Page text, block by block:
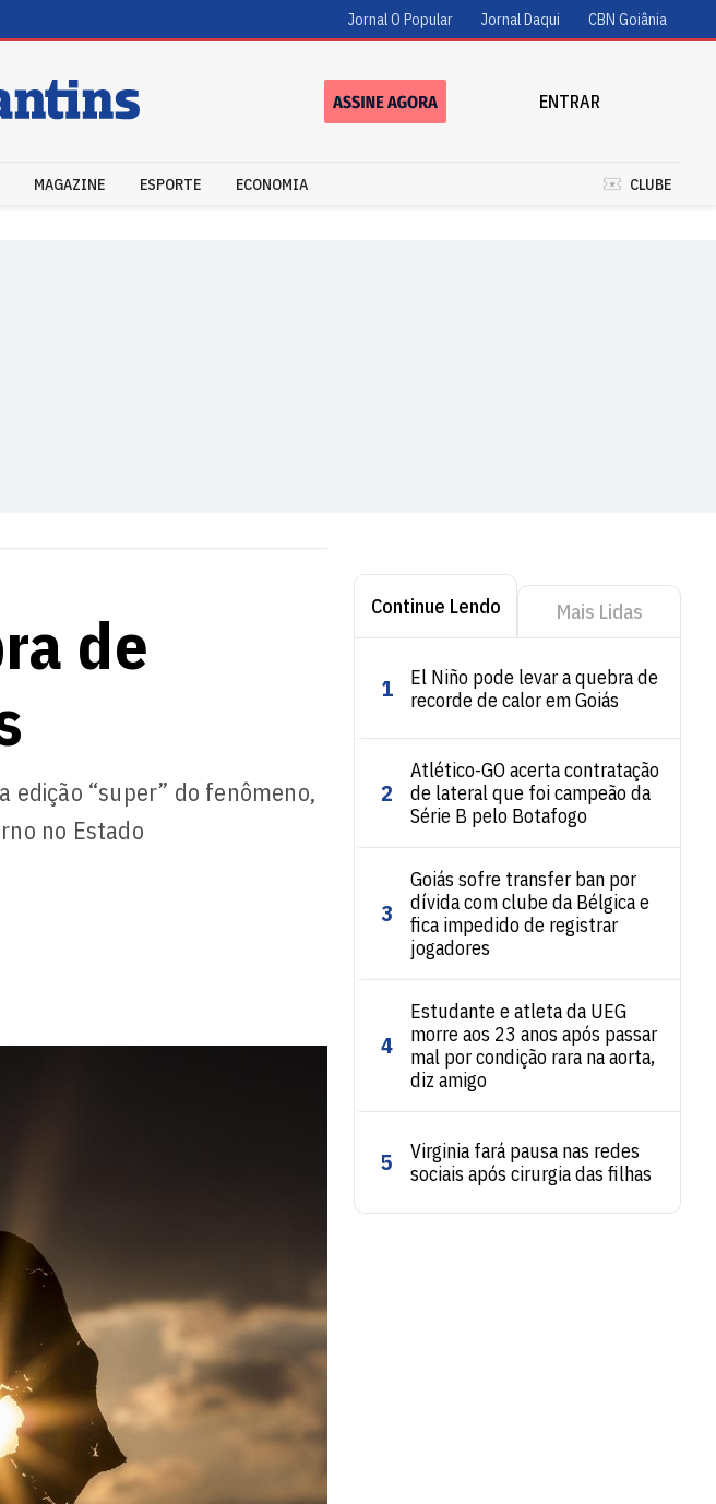
Jornal O Popular Jornal Daqui CBN Goiânia
ENTRAR
MAGAZINE ESPORTE ECONOMIA CLUBE
de
edição “super” do fenômeno,
no Estado
Continue Lendo Mais Lidas
1
El Niño pode levar a quebra de
recorde de calor em Goiás
2
Atlético-GO acerta contratação
de lateral que foi campeão da
Série B pelo Botafogo
3
Goiás sofre transfer ban por
dívida com clube da Bélgica e
fica impedido de registrar
jogadores
4
Estudante e atleta da UEG
morre aos 23 anos após passar
mal por condição rara na aorta,
diz amigo
5
Virginia fará pausa nas redes
sociais após cirurgia das filhas